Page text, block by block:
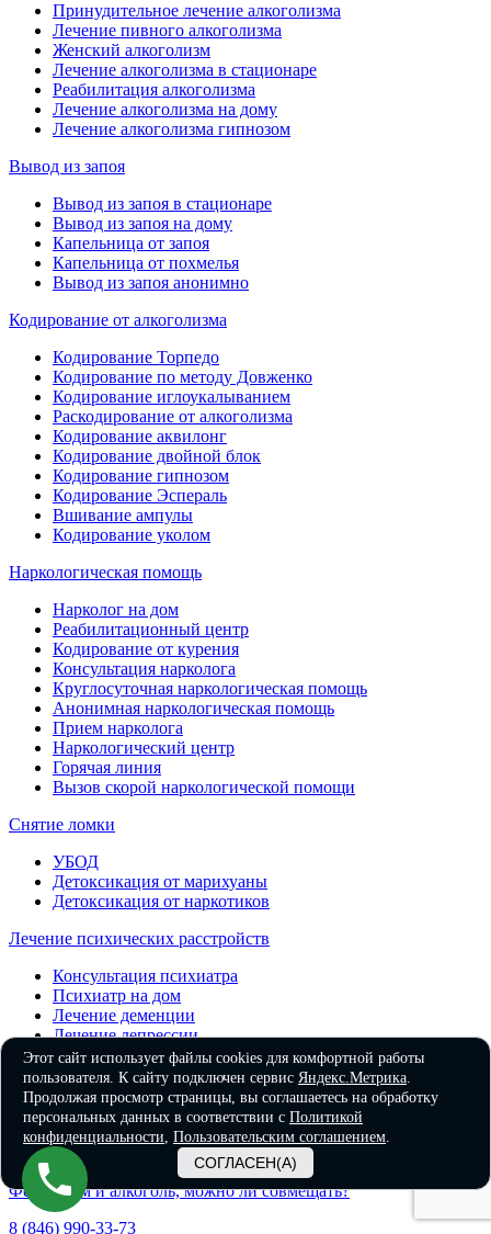
Принудительное лечение алкоголизма
Лечение пивного алкоголизма
Женский алкоголизм
Лечение алкоголизма в стационаре
Реабилитация алкоголизма
Лечение алкоголизма на дому
Лечение алкоголизма гипнозом
Вывод из запоя
Вывод из запоя в стационаре
Вывод из запоя на дому
Капельница от запоя
Капельница от похмелья
Вывод из запоя анонимно
Кодирование от алкоголизма
Кодирование Торпедо
Кодирование по методу Довженко
Кодирование иглоукалыванием
Раскодирование от алкоголизма
Кодирование аквилонг
Кодирование двойной блок
Кодирование гипнозом
Кодирование Эспераль
Вшивание ампулы
Кодирование уколом
Наркологическая помощь
Нарколог на дом
Реабилитационный центр
Кодирование от курения
Консультация нарколога
Круглосуточная наркологическая помощь
Анонимная наркологическая помощь
Прием нарколога
Наркологический центр
Горячая линия
Вызов скорой наркологической помощи
Снятие ломки
УБОД
Детоксикация от марихуаны
Детоксикация от наркотиков
Лечение психических расстройств
Консультация психиатра
Психиатр на дом
Лечение деменции
Лечение депрессии
Лечение панических атак
Лечение шизофрении
Психиатр
Лечение игромании
Лечение биполярного расстройства
Лечение ПТСР
Фенезепам и алкоголь, можно ли совмещать?
8 (846) 990-33-73
Этот сайт использует файлы cookies для комфортной работы
пользователя. К сайту подключен сервис Яндекс.Метрика.
Продолжая просмотр страницы, вы соглашаетесь на обработку
персональных данных в соответствии с Политикой
конфиденциальности, Пользовательским соглашением.
СОГЛАСЕН(А)